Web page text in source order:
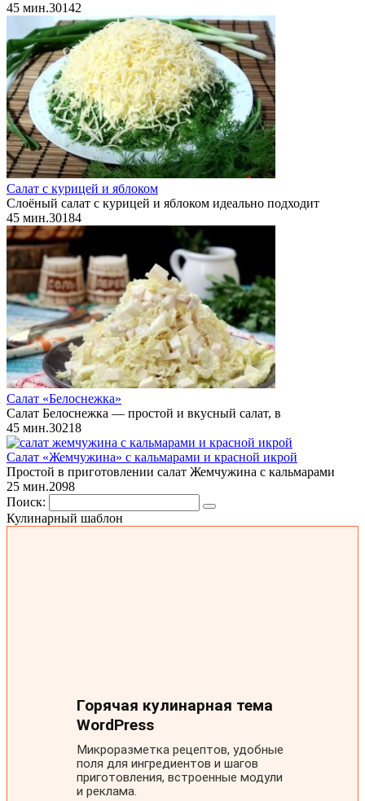
45 мин.30142
Салат с курицей и яблоком
Слоёный салат с курицей и яблоком идеально подходит
45 мин.30184
Салат «Белоснежка»
Салат Белоснежка — простой и вкусный салат, в
45 мин.30218
Салат «Жемчужина» с кальмарами и красной икрой
Простой в приготовлении салат Жемчужина с кальмарами
25 мин.2098
Поиск:
Кулинарный шаблон